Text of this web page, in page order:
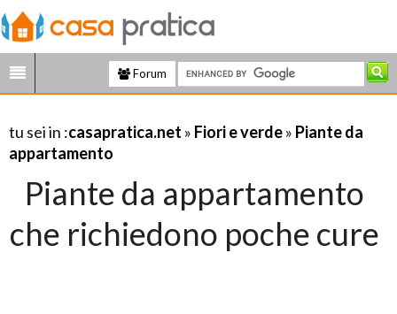
Forum
tu sei in :casapratica.net » Fiori e verde» Piante da
appartamento
Piante da appartamento
che richiedono poche cure